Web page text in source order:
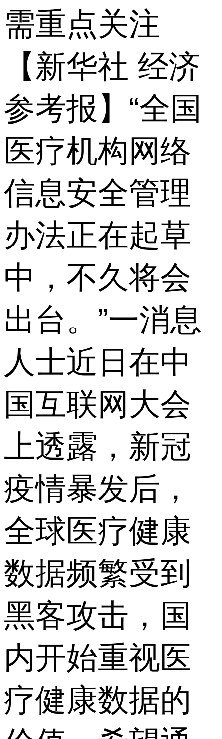
需重点关注
【新华社 经济
参考报】“全国
医疗机构网络
信息安全管理
办法正在起草
中，不久将会
出台。”一消息
人士近日在中
国互联网大会
上透露，新冠
疫情暴发后，
全球医疗健康
数据频繁受到
黑客攻击，国
内开始重视医
疗健康数据的